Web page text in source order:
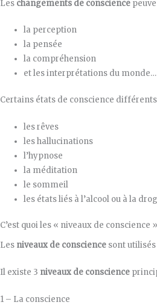
Les changements de conscience
la perception
la pensée
la compréhension
et les interprétations du monde…
Certains états de conscience
les rêves
les hallucinations
l’hypnose
la méditation
le sommeil
les états liés à l’alcool ou à la
C’est quoi les « niveaux de conscience
Les niveaux de conscience sont
Il existe 3 niveaux de conscience
1 – La conscience